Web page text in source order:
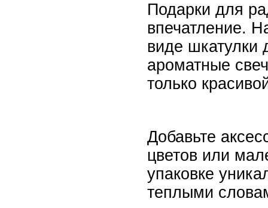
Подарки для
впечатление.
виде шкатулки
ароматные
только
Добавьте
цветов или
упаковке
теплыми